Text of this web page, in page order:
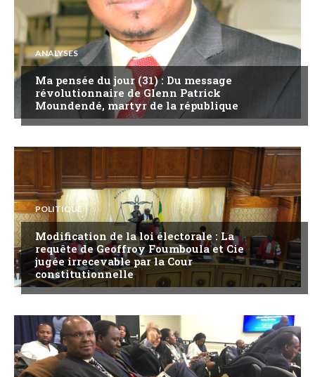
ANALYSES
Ma pensée du jour (31) : Du message
révolutionnaire de Glenn Patrick
Moundendé, martyr de la république
POLITIQUE
Modification de la loi électorale : La
requête de Geoffroy Foumboula et Cie
jugée irrecevable par la Cour
constitutionnelle